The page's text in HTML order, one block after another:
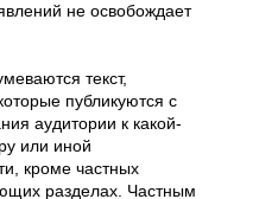
не освобождает
текст,
публикуются с
аудитории к какой-
или иной
кроме частных
разделах. Частным